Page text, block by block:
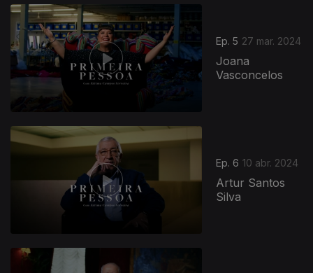
Ep. 5 27 mar. 2024
Joana
Vasconcelos
Ep. 6 10 abr. 2024
Artur Santos
Silva